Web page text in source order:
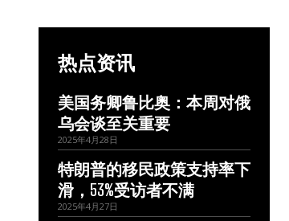
热点资讯
美国务卿鲁比奥：本周对俄
乌会谈至关重要
2025年4月28日
特朗普的移民政策支持率下
滑，53%受访者不满
2025年4月27日